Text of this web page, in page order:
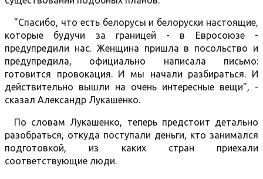
"Спасибо, что есть белорусы и белоруски настоящие,
которые будучи за границей - в Евросоюзе -
предупредили нас. Женщина пришла в посольство и
предупредила, официально написала письмо:
готовится провокация. И мы начали разбираться. И
действительно вышли на очень интересные вещи", -
сказал Александр Лукашенко.
По словам Лукашенко, теперь предстоит детально
разобраться, откуда поступали деньги, кто занимался
подготовкой, из каких стран приехали
соответствующие люди.